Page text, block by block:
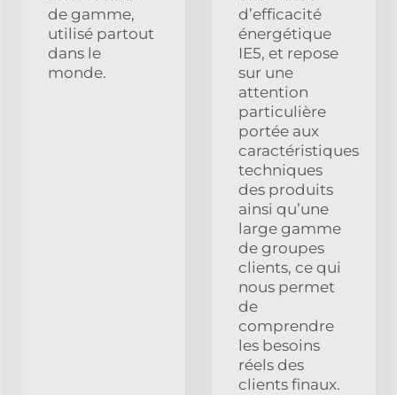
de gamme,
utilisé partout
dans le
monde.
d’efficacité
énergétique
IE5, et repose
sur une
attention
particulière
portée aux
caractéristiques
techniques
des produits
ainsi qu’une
large gamme
de groupes
clients, ce qui
nous permet
de
comprendre
les besoins
réels des
clients finaux.